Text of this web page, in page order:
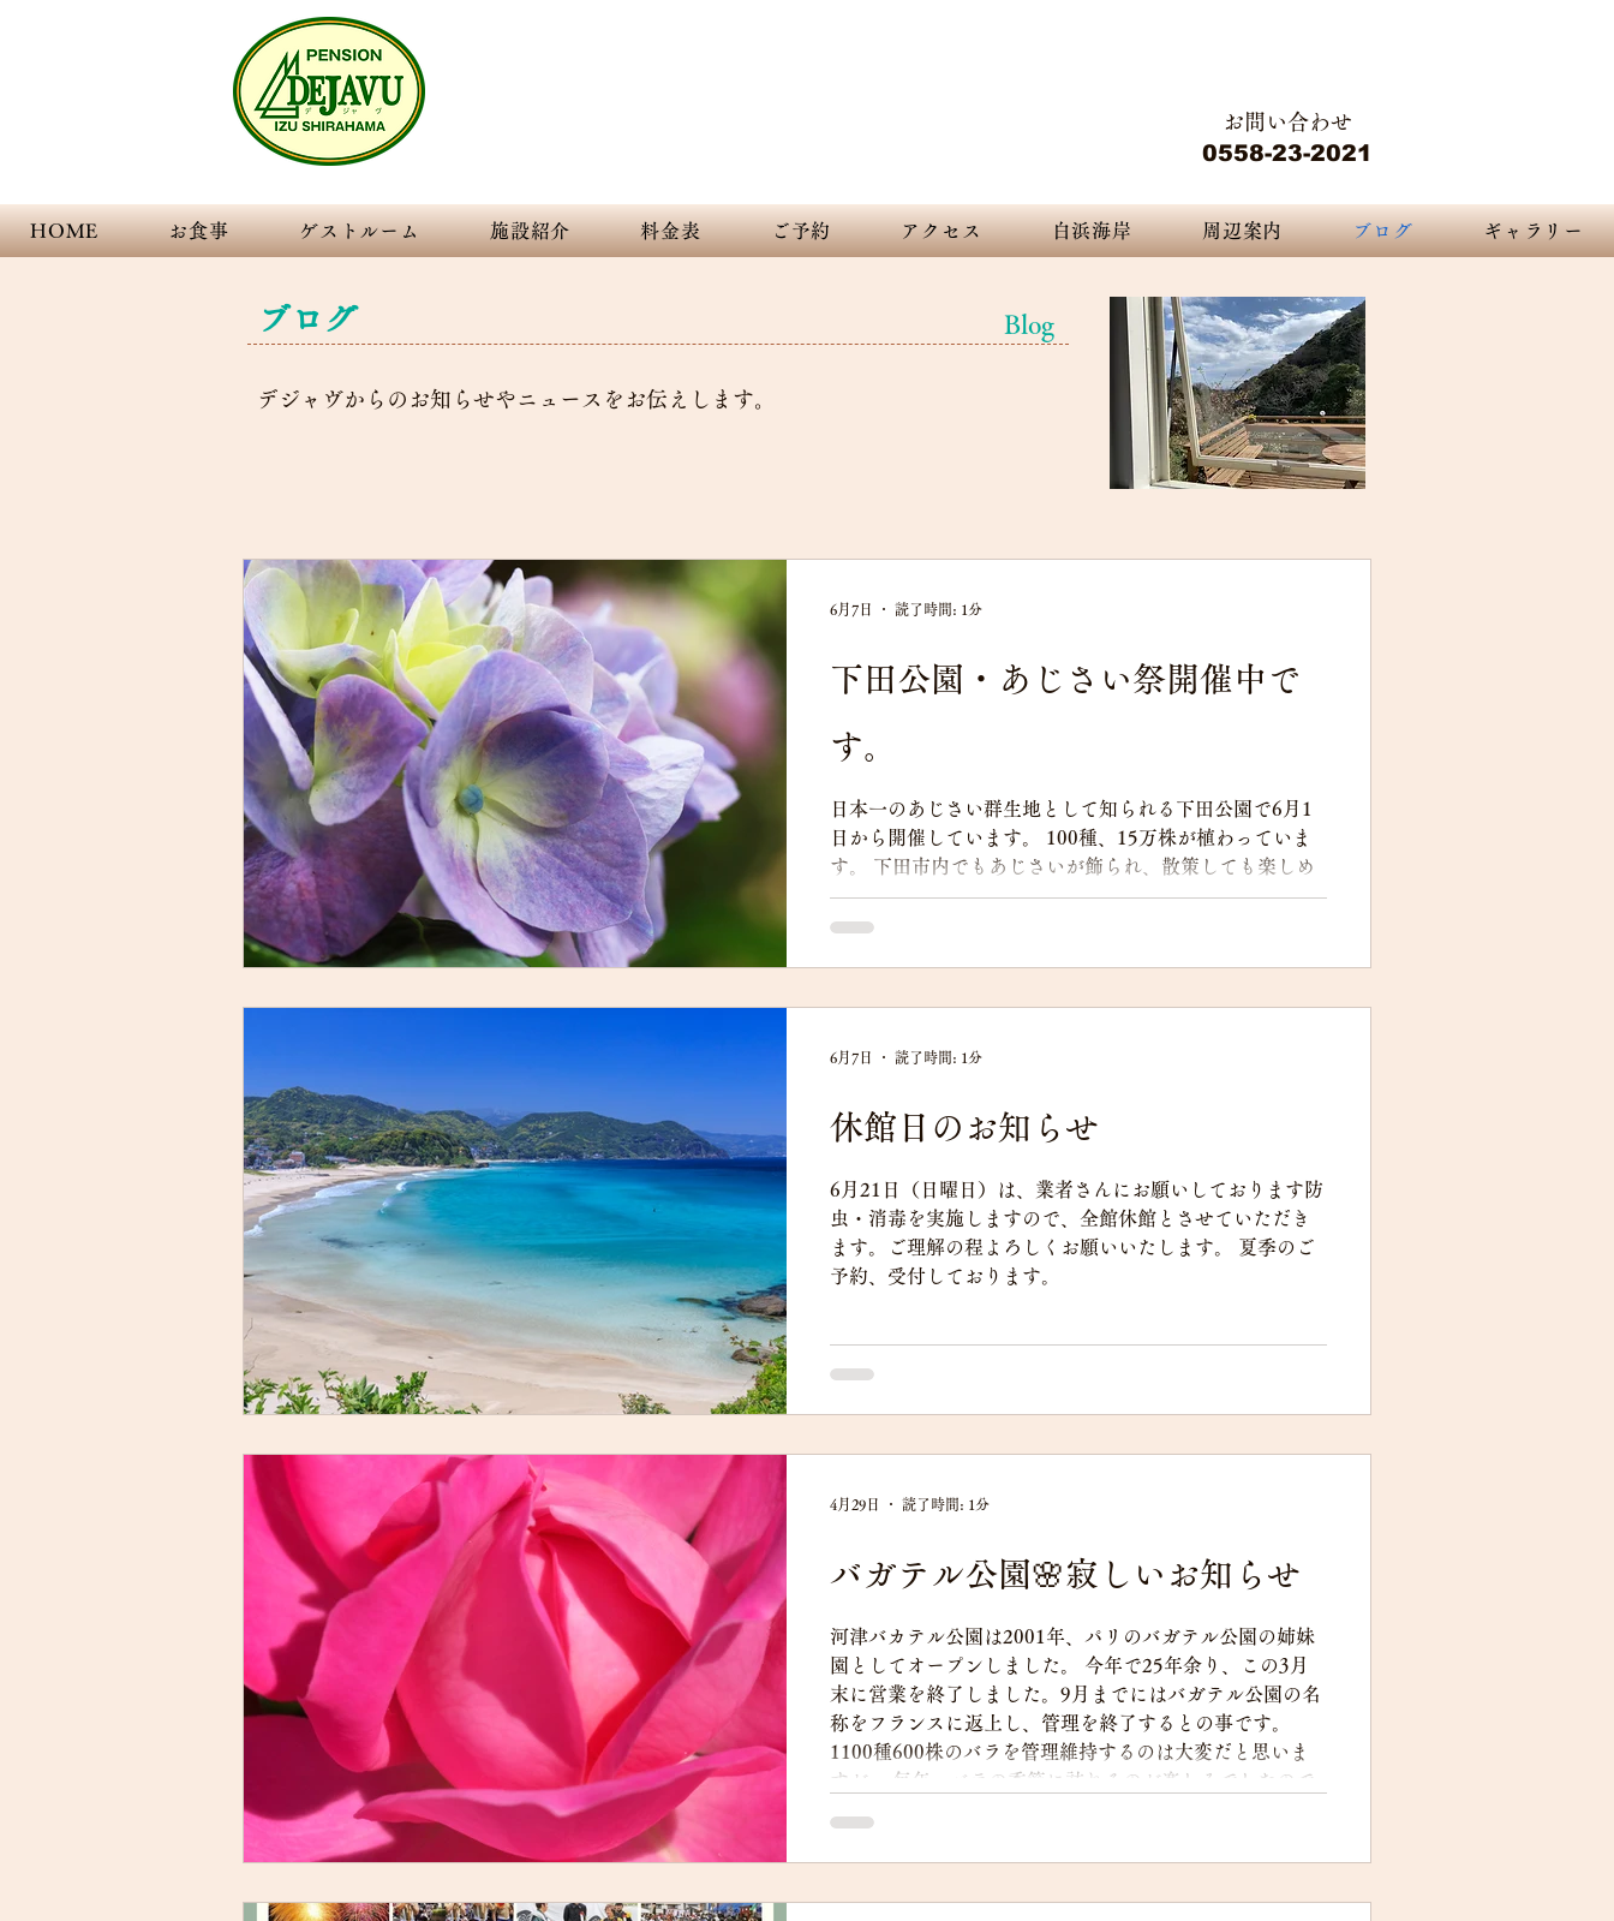
お問い合わせ
0558-23-2021
HOME お食事 ゲストルーム 施設紹介 料金表 ご予約 アクセス 白浜海岸 周辺案内 ブログ ギャラリー
下田公園・あじさい祭開催中で
す。
日本一のあじさい群生地として知られる下田公園で6月1
日から開催しています。 100種、15万株が植わっていま
す。 下田市内でもあじさいが飾られ、散策しても楽しめ
ます。
6月7日 読了時間: 1分
休館日のお知らせ
6月21日（日曜日）は、業者さんにお願いしております防
虫・消毒を実施しますので、全館休館とさせていただき
ます。ご理解の程よろしくお願いいたします。 夏季のご
予約、受付しております。
6月7日 読了時間: 1分
バガテル公園🌸寂しいお知らせ
河津バカテル公園は2001年、パリのバガテル公園の姉妹
園としてオープンしました。 今年で25年余り、この3月
末に営業を終了しました。9月までにはバガテル公園の名
称をフランスに返上し、管理を終了するとの事です。
1100種600株のバラを管理維持するのは大変だと思いま
すが、 毎年、バラの季節に訪れるのが楽しみでしたので
た事を思い出します。前夜の雨でバラの花は生き生き
4月29日 読了時間: 1分
ブログ Blog
デジャヴからのお知らせやニュースをお伝えします。